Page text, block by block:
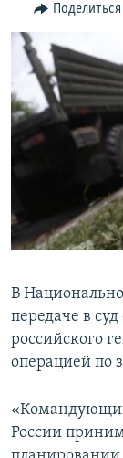
ТЕЛЕПРОЕКТ
СОВЕТЫ
ПРОПАВШИЕ
ПОБЕДИТЕЛЕЙ
УКРАИНСКАЯ
Українською
Qırımtatar
Все сайты
Поделиться
В
передаче в
российского
операцией по
России